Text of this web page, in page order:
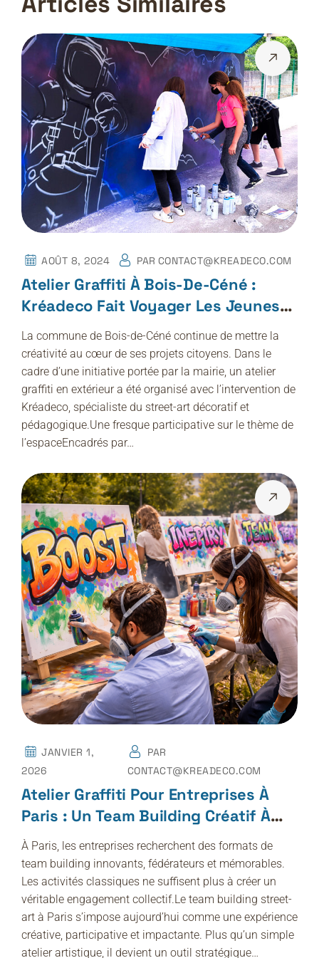
AOÛT 8, 2024 PAR CONTACT@KREADECO.COM
Atelier Graffiti À Bois-De-Céné :
Kréadeco Fait Voyager Les Jeunes
Dans L’espace
La commune de Bois-de-Céné continue de mettre la
créativité au cœur de ses projets citoyens. Dans le
cadre d’une initiative portée par la mairie, un atelier
graffiti en extérieur a été organisé avec l’intervention de
Kréadeco, spécialiste du street-art décoratif et
pédagogique.Une fresque participative sur le thème de
l’espaceEncadrés par…
JANVIER 1,
2026
PAR
CONTACT@KREADECO.COM
Atelier Graffiti Pour Entreprises À
Paris : Un Team Building Créatif À
Fort Impact
À Paris, les entreprises recherchent des formats de
team building innovants, fédérateurs et mémorables.
Les activités classiques ne suffisent plus à créer un
véritable engagement collectif.Le team building street-
art à Paris s’impose aujourd’hui comme une expérience
créative, participative et impactante. Plus qu’un simple
atelier artistique, il devient un outil stratégique…